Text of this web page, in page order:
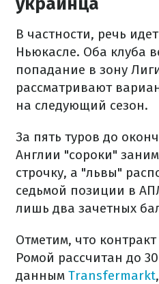
В частности, речь
Ньюкасле. Оба клуба
попадание в зону
рассматривают
на следующий сезон.
За пять туров до
Англии "сороки"
строчку, а "львы"
седьмой позиции в
лишь два зачетных
Отметим, что
Ромой рассчитан до
данным Transfermarkt